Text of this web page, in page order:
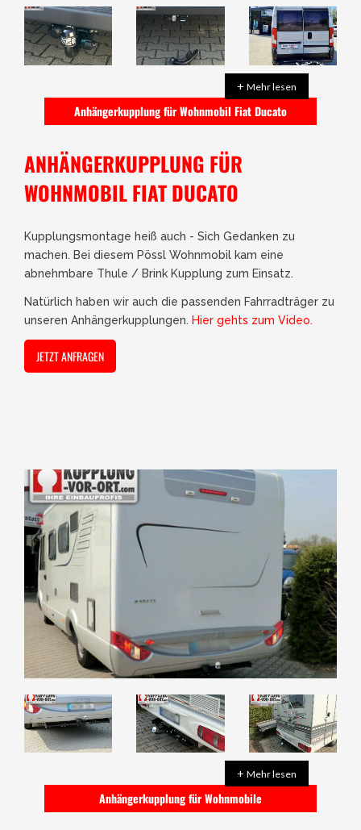
+ Mehr lesen
Anhängerkupplung für Wohnmobil Fiat Ducato
ANHÄNGERKUPPLUNG FÜR
WOHNMOBIL FIAT DUCATO
Kupplungsmontage heiß auch - Sich Gedanken zu
machen. Bei diesem Pössl Wohnmobil kam eine
abnehmbare Thule / Brink Kupplung zum Einsatz.
Natürlich haben wir auch die passenden Fahrradträger zu
unseren Anhängerkupplungen. Hier gehts zum Video.
JETZT ANFRAGEN
+ Mehr lesen
Anhängerkupplung für Wohnmobile